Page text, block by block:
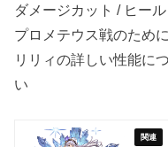
ダメージカット / ヒー
プロメテウス戦のため
リリィの詳しい性能に
い